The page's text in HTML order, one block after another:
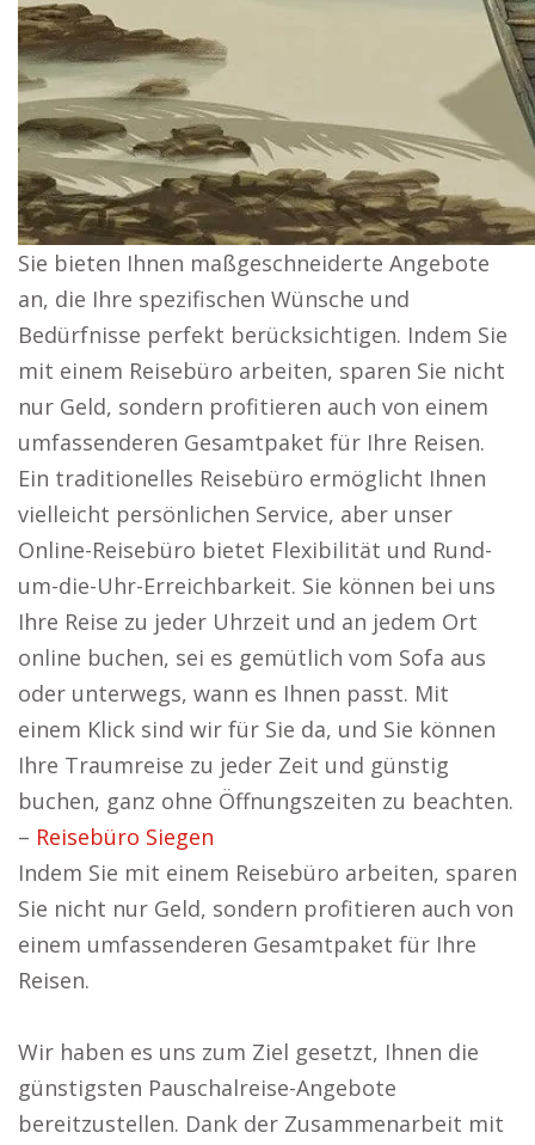
Sie bieten Ihnen maßgeschneiderte Angebote
an, die Ihre spezifischen Wünsche und
Bedürfnisse perfekt berücksichtigen. Indem Sie
mit einem Reisebüro arbeiten, sparen Sie nicht
nur Geld, sondern profitieren auch von einem
umfassenderen Gesamtpaket für Ihre Reisen.
Ein traditionelles Reisebüro ermöglicht Ihnen
vielleicht persönlichen Service, aber unser
Online-Reisebüro bietet Flexibilität und Rund-
um-die-Uhr-Erreichbarkeit. Sie können bei uns
Ihre Reise zu jeder Uhrzeit und an jedem Ort
online buchen, sei es gemütlich vom Sofa aus
oder unterwegs, wann es Ihnen passt. Mit
einem Klick sind wir für Sie da, und Sie können
Ihre Traumreise zu jeder Zeit und günstig
buchen, ganz ohne Öffnungszeiten zu beachten.
– Reisebüro Siegen
Indem Sie mit einem Reisebüro arbeiten, sparen
Sie nicht nur Geld, sondern profitieren auch von
einem umfassenderen Gesamtpaket für Ihre
Reisen.
Wir haben es uns zum Ziel gesetzt, Ihnen die
günstigsten Pauschalreise-Angebote
bereitzustellen. Dank der Zusammenarbeit mit